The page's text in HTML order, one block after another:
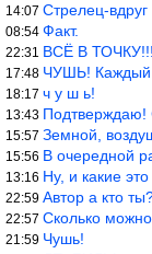
14:07 Стрелец-
08:54 Факт.
22:31 ВСЁ В ТОЧКУ!!!
17:48 ЧУШЬ! Каждый
18:17 ч у ш ь!
13:43 Подтверждаю!
15:57 Земной,
15:56 В очередной раз
13:16 Ну, и какие
22:59 Автор а кто ты?
22:57 Сколько можно
21:59 Чушь!